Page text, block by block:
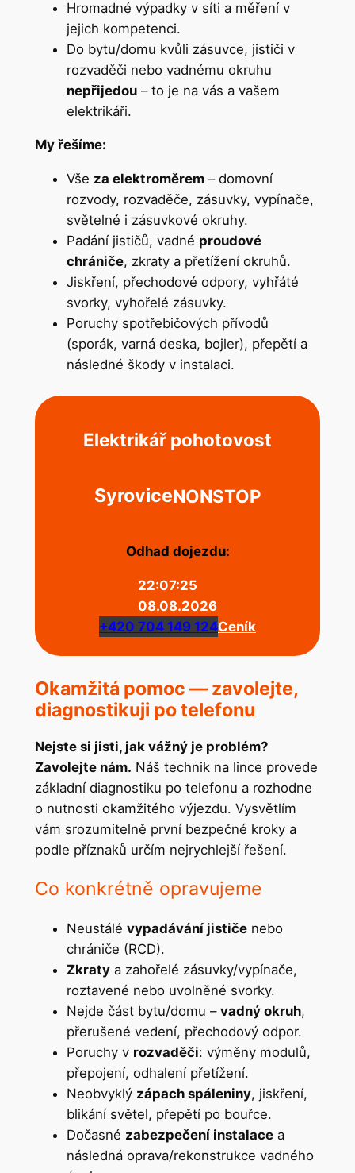
Hromadné výpadky v síti a měření v
jejich kompetenci.
Do bytu/domu kvůli zásuvce, jističi v
rozvaděči nebo vadnému okruhu
nepřijedou– to je na vás a vašem
elektrikáři.
My řešíme:
Vše za elektroměrem– domovní
rozvody, rozvaděče, zásuvky, vypínače,
světelné i zásuvkové okruhy.
Padání jističů, vadné proudové
chrániče, zkraty a přetížení okruhů.
Jiskření, přechodové odpory, vyhřáté
svorky, vyhořelé zásuvky.
Poruchy spotřebičových přívodů
(sporák, varná deska, bojler), přepětí a
následné škody v instalaci.
Elektrikář pohotovost
SyroviceNONSTOP
Odhad dojezdu:
22:07:25
08.08.2026
+420 704 149 124Ceník
Okamžitá pomoc — zavolejte,
diagnostikuji po telefonu
Nejste si jisti, jak vážný je problém?
Zavolejte nám. Náš technik na lince provede
základní diagnostiku po telefonu a rozhodne
o nutnosti okamžitého výjezdu. Vysvětlím
vám srozumitelně první bezpečné kroky a
podle příznaků určím nejrychlejší řešení.
Co konkrétně opravujeme
Neustálé vypadávání jističenebo
chrániče (RCD).
Zkratya zahořelé zásuvky/vypínače,
roztavené nebo uvolněné svorky.
Nejde část bytu/domu – vadný okruh,
přerušené vedení, přechodový odpor.
Poruchy v rozvaděči: výměny modulů,
přepojení, odhalení přetížení.
Neobvyklý zápach spáleniny, jiskření,
blikání světel, přepětí po bouřce.
Dočasné zabezpečení instalacea
následná oprava/rekonstrukce vadného